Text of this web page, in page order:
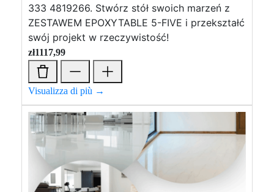
333 4819266. Stwórz stół swoich marzeń z
ZESTAWEM EPOXYTABLE 5-FIVE i przekształć
swój projekt w rzeczywistość!
zł1117,99
Visualizza di più →